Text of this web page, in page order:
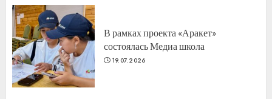
В рамках проекта «Аракет»
состоялась Медиа школа
19.07.2026